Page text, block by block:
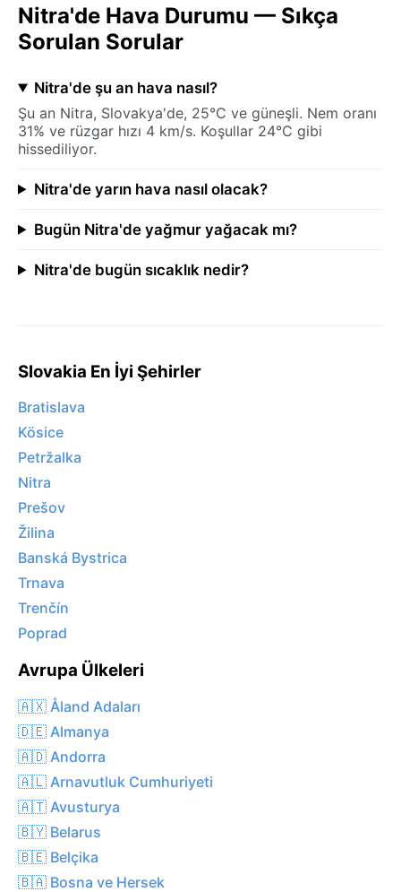
Nitra'de Hava Durumu — Sıkça
Sorulan Sorular
Nitra'de şu an hava nasıl?
Şu an Nitra, Slovakya'de, 25°C ve güneşli. Nem oranı
31% ve rüzgar hızı 4 km/s. Koşullar 24°C gibi
hissediliyor.
Nitra'de yarın hava nasıl olacak?
Bugün Nitra'de yağmur yağacak mı?
Nitra'de bugün sıcaklık nedir?
Slovakia En İyi Şehirler
Bratislava
Kösice
Petržalka
Nitra
Prešov
Žilina
Banská Bystrica
Trnava
Trenčín
Poprad
Avrupa Ülkeleri
🇦🇽 Åland Adaları
🇩🇪 Almanya
🇦🇩 Andorra
🇦🇱 Arnavutluk Cumhuriyeti
🇦🇹 Avusturya
🇧🇾 Belarus
🇧🇪 Belçika
🇧🇦 Bosna ve Hersek